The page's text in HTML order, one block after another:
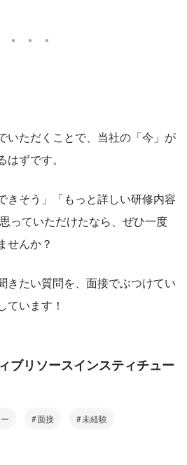
いただくことで、当社の「今」が
ずです。
きそう」「もっと詳しい研修内容
っていただけたなら、ぜひ一度
せんか？
きたい質問を、面接でぶつけてい
ています！
ブリソースインスティチュー
面接 未経験